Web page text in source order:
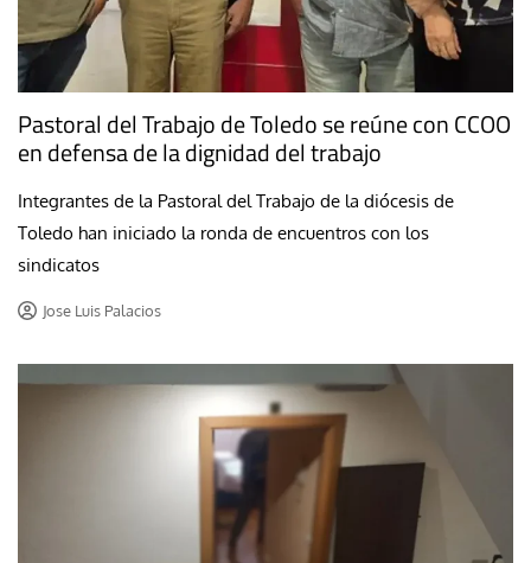
Pastoral del Trabajo de Toledo se reúne con CCOO
en defensa de la dignidad del trabajo
Integrantes de la Pastoral del Trabajo de la diócesis de
Toledo han iniciado la ronda de encuentros con los
sindicatos
Jose Luis Palacios